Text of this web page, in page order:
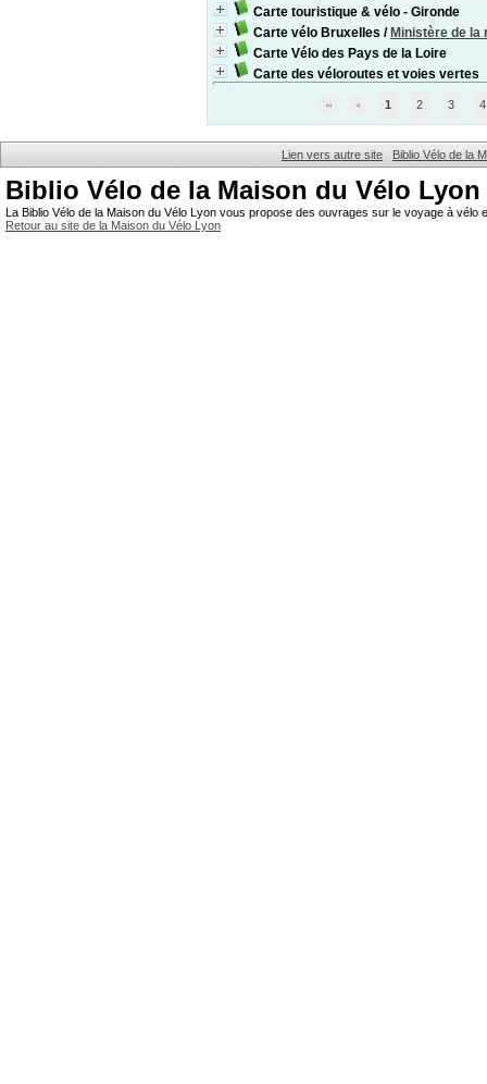
Carte touristique & vélo - Gironde
Carte vélo Bruxelles / Ministère de la
Carte Vélo des Pays de la Loire
Carte des véloroutes et voies vertes
1 2 3 4
Lien vers autre site Biblio Vélo de la
Biblio Vélo de la Maison du Vélo Lyon
La Biblio Vélo de la Maison du Vélo Lyon vous propose des ouvrages sur le voyage à
Retour au site de la Maison du Vélo Lyon